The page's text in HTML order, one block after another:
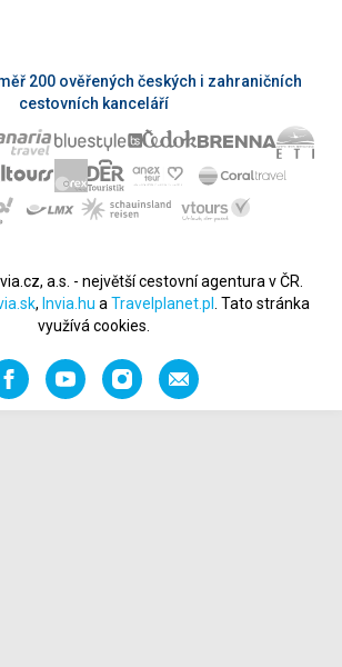
200 ověřených českých i zahraničních
cestovních kanceláří
a.s. - největší cestovní agentura v ČR.
, Invia.hu a Travelplanet.pl
. Tato stránka
využívá cookies.
FacebookYouTubeInstagramNapište
nám